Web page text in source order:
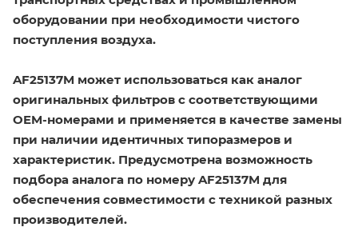
оборудовании при необходимости чистого
поступления воздуха.
AF25137M может использоваться как аналог
оригинальных фильтров с соответствующими
OEM-номерами и применяется в качестве замены
при наличии идентичных типоразмеров и
характеристик. Предусмотрена возможность
подбора аналога по номеру AF25137M для
обеспечения совместимости с техникой разных
производителей.